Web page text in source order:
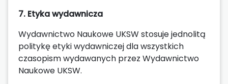
7. Etyka wydawnicza
Wydawnictwo Naukowe UKSW stosuje jednolitą
politykę etyki wydawniczej dla wszystkich
czasopism wydawanych przez Wydawnictwo
Naukowe UKSW.